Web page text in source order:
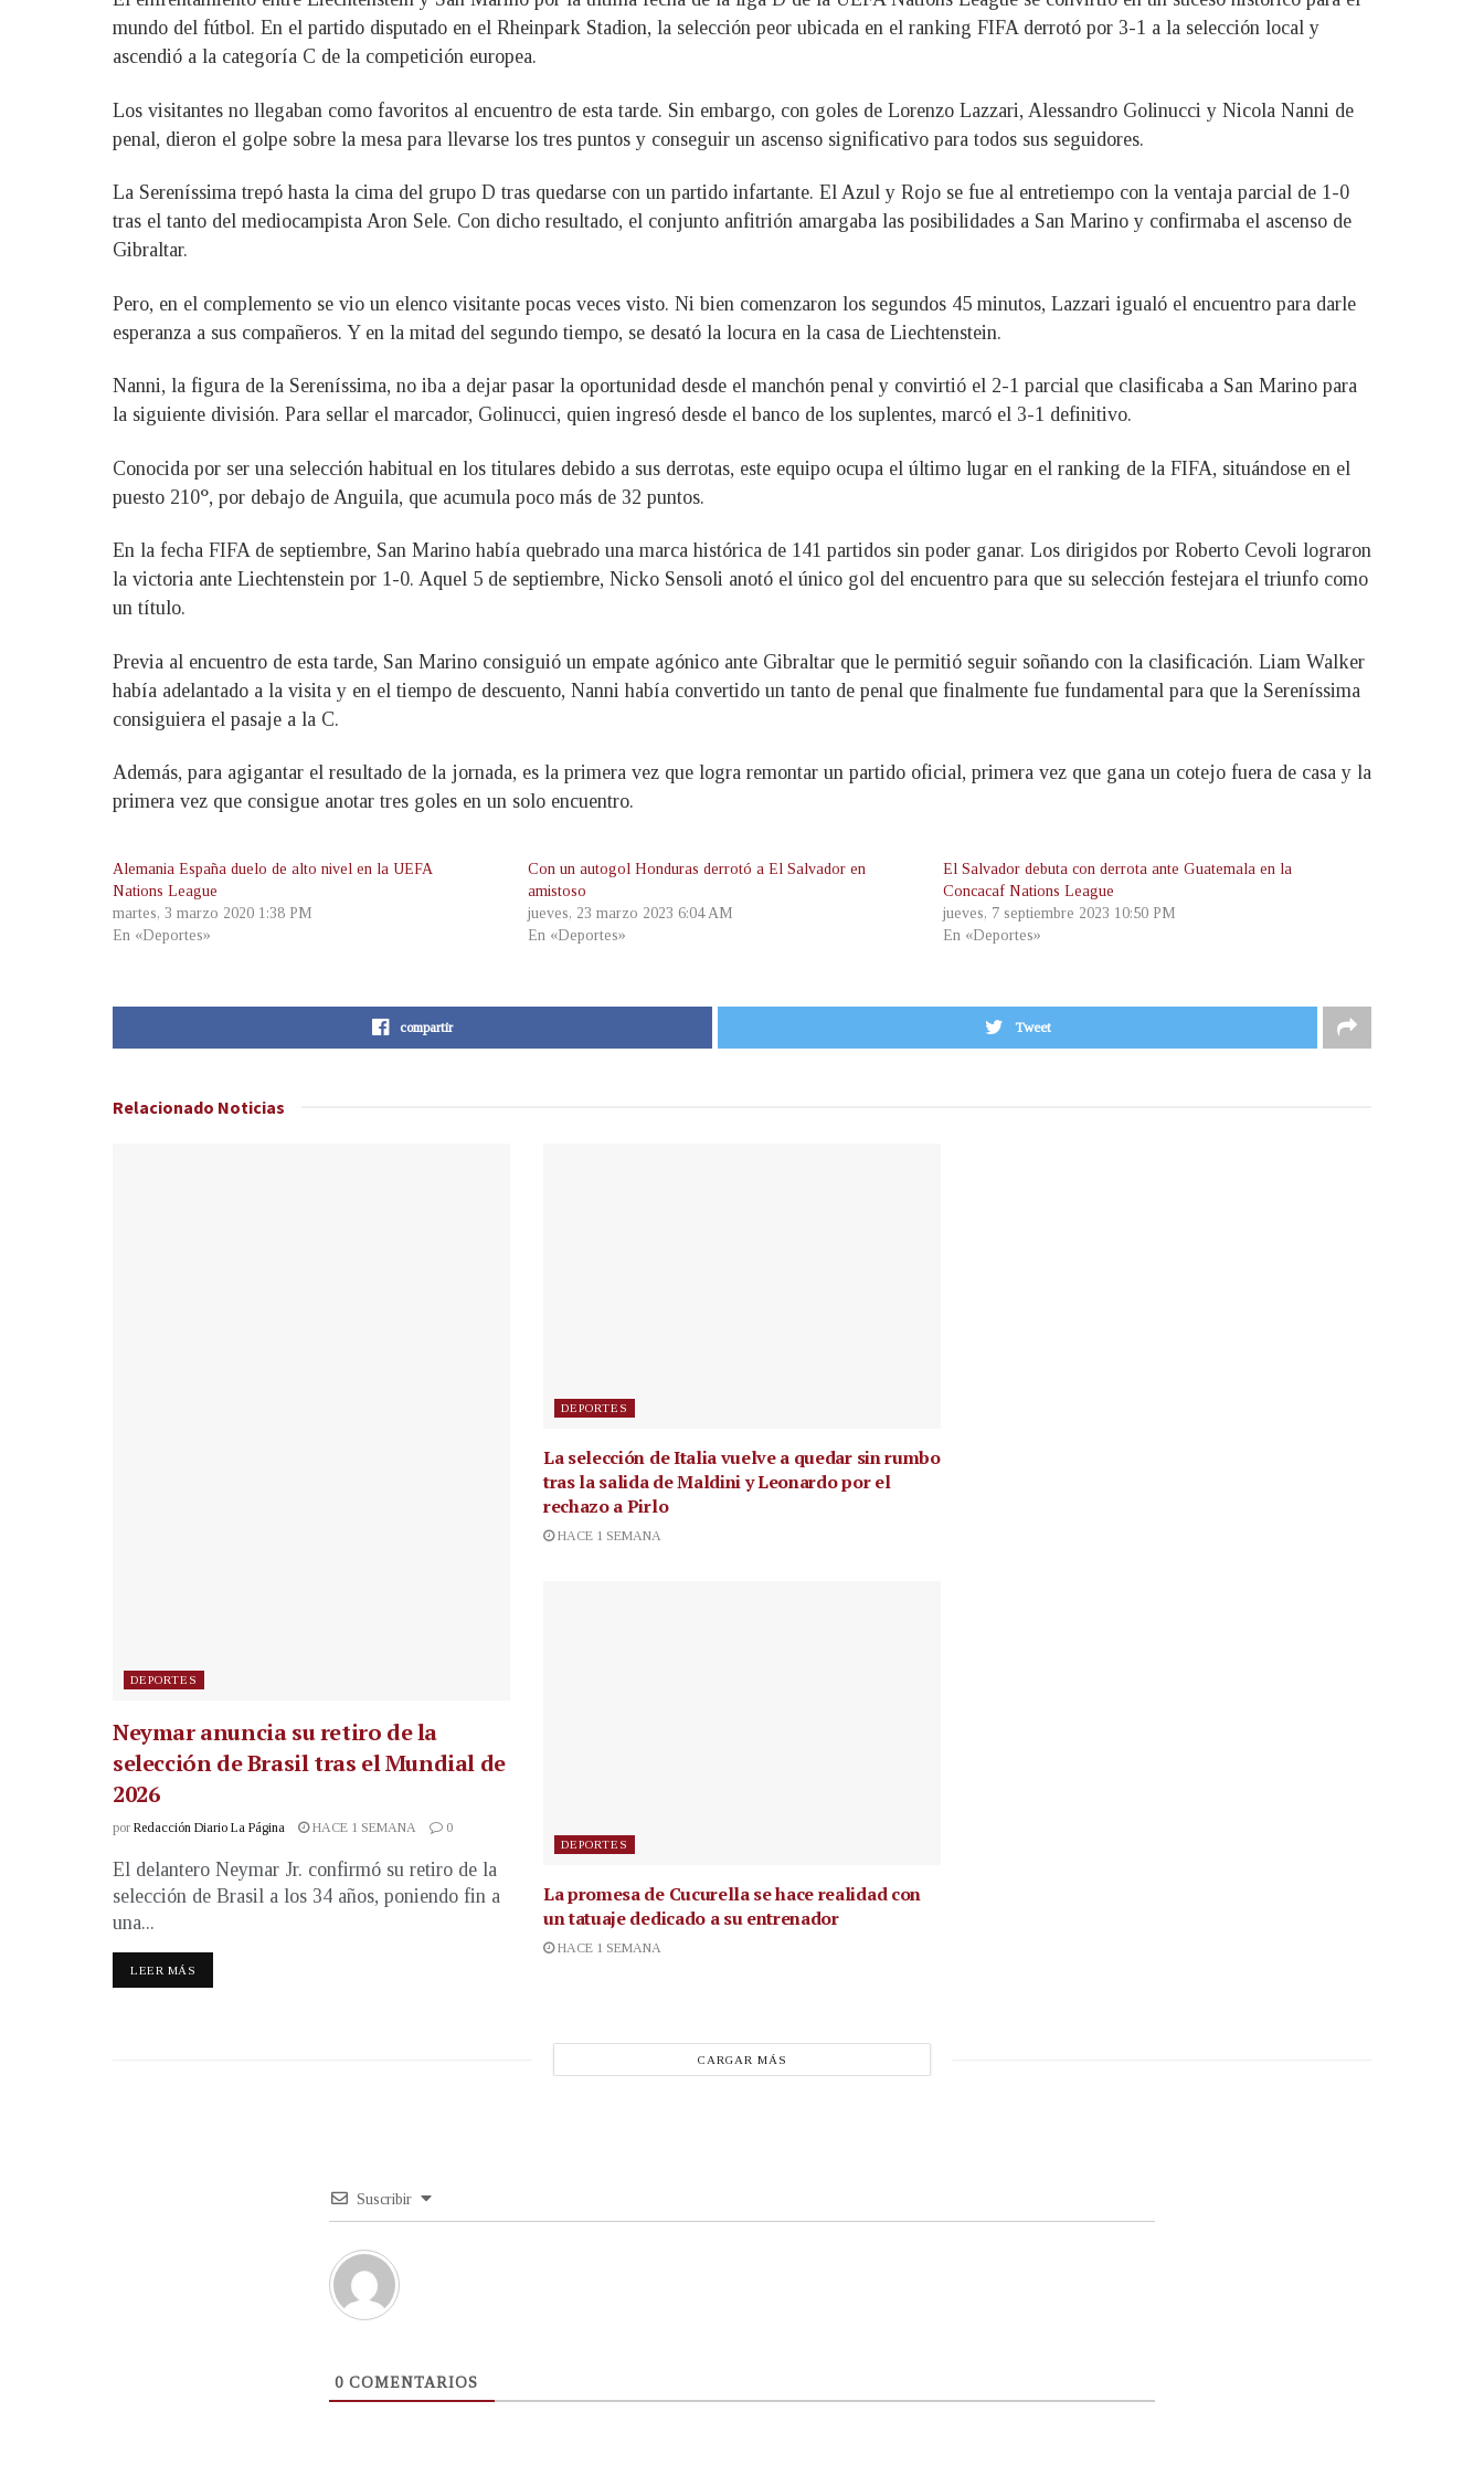
mundo del fútbol. En el partido disputado en el Rheinpark Stadion, la selección peor ubicada en el ranking FIFA derrotó por 3-1 a la selección local y
ascendió a la categoría C de la competición europea.
Los visitantes no llegaban como favoritos al encuentro de esta tarde. Sin embargo, con goles de Lorenzo Lazzari, Alessandro Golinucci y Nicola Nanni de
penal, dieron el golpe sobre la mesa para llevarse los tres puntos y conseguir un ascenso significativo para todos sus seguidores.
La Sereníssima trepó hasta la cima del grupo D tras quedarse con un partido infartante. El Azul y Rojo se fue al entretiempo con la ventaja parcial de 1-0
tras el tanto del mediocampista Aron Sele. Con dicho resultado, el conjunto anfitrión amargaba las posibilidades a San Marino y confirmaba el ascenso de
Gibraltar.
Pero, en el complemento se vio un elenco visitante pocas veces visto. Ni bien comenzaron los segundos 45 minutos, Lazzari igualó el encuentro para darle
esperanza a sus compañeros. Y en la mitad del segundo tiempo, se desató la locura en la casa de Liechtenstein.
Nanni, la figura de la Sereníssima, no iba a dejar pasar la oportunidad desde el manchón penal y convirtió el 2-1 parcial que clasificaba a San Marino para
la siguiente división. Para sellar el marcador, Golinucci, quien ingresó desde el banco de los suplentes, marcó el 3-1 definitivo.
Conocida por ser una selección habitual en los titulares debido a sus derrotas, este equipo ocupa el último lugar en el ranking de la FIFA, situándose en el
puesto 210°, por debajo de Anguila, que acumula poco más de 32 puntos.
En la fecha FIFA de septiembre, San Marino había quebrado una marca histórica de 141 partidos sin poder ganar. Los dirigidos por Roberto Cevoli lograron
la victoria ante Liechtenstein por 1-0. Aquel 5 de septiembre, Nicko Sensoli anotó el único gol del encuentro para que su selección festejara el triunfo como
un título.
Previa al encuentro de esta tarde, San Marino consiguió un empate agónico ante Gibraltar que le permitió seguir soñando con la clasificación. Liam Walker
había adelantado a la visita y en el tiempo de descuento, Nanni había convertido un tanto de penal que finalmente fue fundamental para que la Sereníssima
consiguiera el pasaje a la C.
Además, para agigantar el resultado de la jornada, es la primera vez que logra remontar un partido oficial, primera vez que gana un cotejo fuera de casa y la
primera vez que consigue anotar tres goles en un solo encuentro.
Alemania España duelo de alto nivel en la UEFA
Nations League
martes, 3 marzo 2020 1:38 PM
En «Deportes»
Con un autogol Honduras derrotó a El Salvador en
amistoso
jueves, 23 marzo 2023 6:04 AM
En «Deportes»
El Salvador debuta con derrota ante Guatemala en la
Concacaf Nations League
jueves, 7 septiembre 2023 10:50 PM
En «Deportes»
compartir Tweet
Relacionado Noticias
DEPORTES
Neymar anuncia su retiro de la
selección de Brasil tras el Mundial de
2026
por Redacción Diario La Página HACE 1 SEMANA 0
El delantero Neymar Jr. confirmó su retiro de la
selección de Brasil a los 34 años, poniendo fin a
una...
LEER MÁS
DEPORTES
La selección de Italia vuelve a quedar sin rumbo
tras la salida de Maldini y Leonardo por el
rechazo a Pirlo
HACE 1 SEMANA
DEPORTES
La promesa de Cucurella se hace realidad con
un tatuaje dedicado a su entrenador
HACE 1 SEMANA
CARGAR MÁS
Suscribir
0 COMENTARIOS